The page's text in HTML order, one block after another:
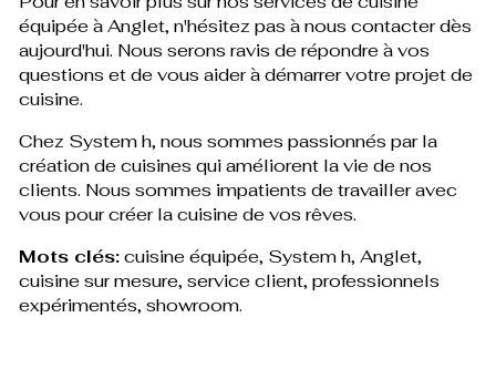
équipée à Anglet, n'hésitez pas à nous contacter dès
aujourd'hui. Nous serons ravis de répondre à vos
questions et de vous aider à démarrer votre projet de
cuisine.
Chez System h, nous sommes passionnés par la
création de cuisines qui améliorent la vie de nos
clients. Nous sommes impatients de travailler avec
vous pour créer la cuisine de vos rêves.
Mots clés:cuisine équipée, System h, Anglet,
cuisine sur mesure, service client, professionnels
expérimentés, showroom.